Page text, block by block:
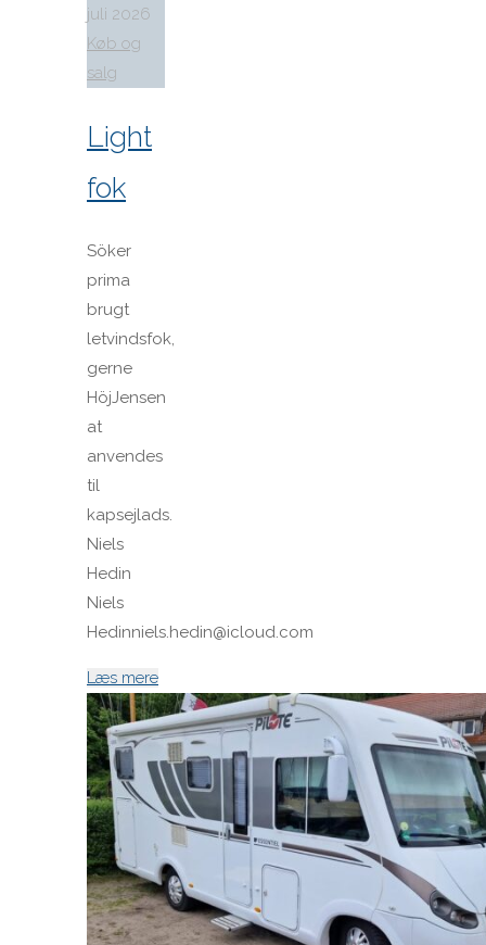
juli 2026
Køb og
salg
Light
fok
Söker
prima
brugt
letvindsfok,
gerne
HöjJensen
at
anvendes
til
kapsejlads.
Niels
Hedin
Niels
Hedinniels.hedin@icloud.com
Læs mere"Light
fok"